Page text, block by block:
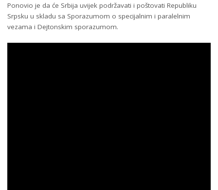
Ponovio je da će Srbija uvijek podržavati i poštovati Republiku
Srpsku u skladu sa Sporazumom o specijalnim i paralelnim
vezama i Dejtonskim sporazumom.